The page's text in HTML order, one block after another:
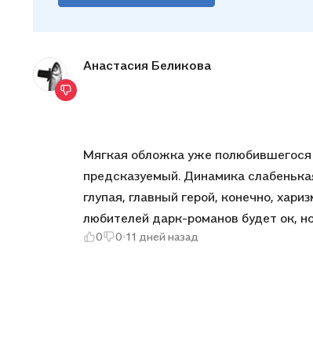
Анастасия Беликова
Мягкая обложка уже
предсказуемый. Динамика
глупая, главный герой, конечно,
любителей дарк-романов будет ок,
познакомились, а дальше так вообще
0 0 11 дней назад